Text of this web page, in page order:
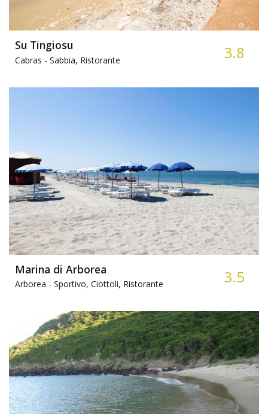
Su Tingiosu
Cabras - Sabbia, Ristorante 3.8
Marina di Arborea
Arborea - Sportivo, Ciottoli, Ristorante 3.5